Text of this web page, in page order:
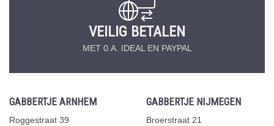
VEILIG BETALEN
MET 0.A. IDEAL EN PAYPAL
GABBERTJE ARNHEM
Roggestraat 39
GABBERTJE NIJMEGEN
Broerstraat 21